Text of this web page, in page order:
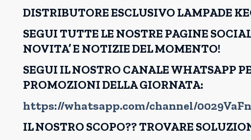
DISTRIBUTORE ESCLUSIVO LAMPADE
SEGUI TUTTE LE NOSTRE PAGINE
NOVITA’ E NOTIZIE DEL MOMENTO!
SEGUI IL NOSTRO CANALE WHATSAPP
PROMOZIONI DELLA GIORNATA:
https://whatsapp.com/channel/
IL NOSTRO SCOPO?? TROVARE